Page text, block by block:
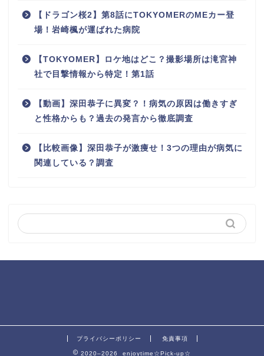
【ドラゴン桜2】第8話にTOKYOMERのMEカー登
場！岩崎楓が運ばれた病院
【TOKYOMER】ロケ地はどこ？撮影場所は滝宮神
社で目撃情報から特定！第1話
【動画】深田恭子に異変？！病気の原因は働きすぎ
と性格からも？過去の発言から徹底調査
【比較画像】深田恭子が激痩せ！3つの理由が病気に
関連している？調査
プライバシーポリシー 免責事項
2020–2026 enjoytime☆Pick-up☆